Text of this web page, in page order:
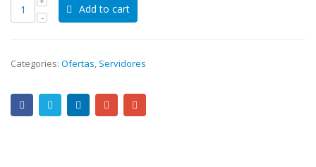
Add to cart
Categories: Ofertas, Servidores